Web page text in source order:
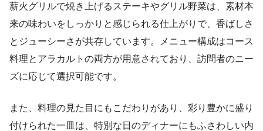
薪火グリルで焼き上げるステーキやグリル野菜は、素材本
来の味わいをしっかりと感じられる仕上がりで、香ばしさ
とジューシーさが共存しています。メニュー構成はコース
料理とアラカルトの両方が用意されており、訪問者のニー
ズに応じて選択可能です。
また、料理の見た目にもこだわりがあり、彩り豊かに盛り
付けられた一皿は、特別な日のディナーにもふさわしい内